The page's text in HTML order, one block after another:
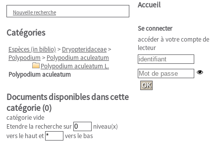
Nouvelle recherche
Catégories
Espèces (in biblio) > Dryopteridaceae>
Polypodium > Polypodium aculeatum
Polypodium aculeatum L.
Polypodium aculeatum
Documents disponibles dans cette
catégorie (0)
catégorie vide
Etendre la recherche sur
niveau(x)
vers le haut et
vers le bas
Accueil
Se connecter
accéder à votre compte de
lecteur